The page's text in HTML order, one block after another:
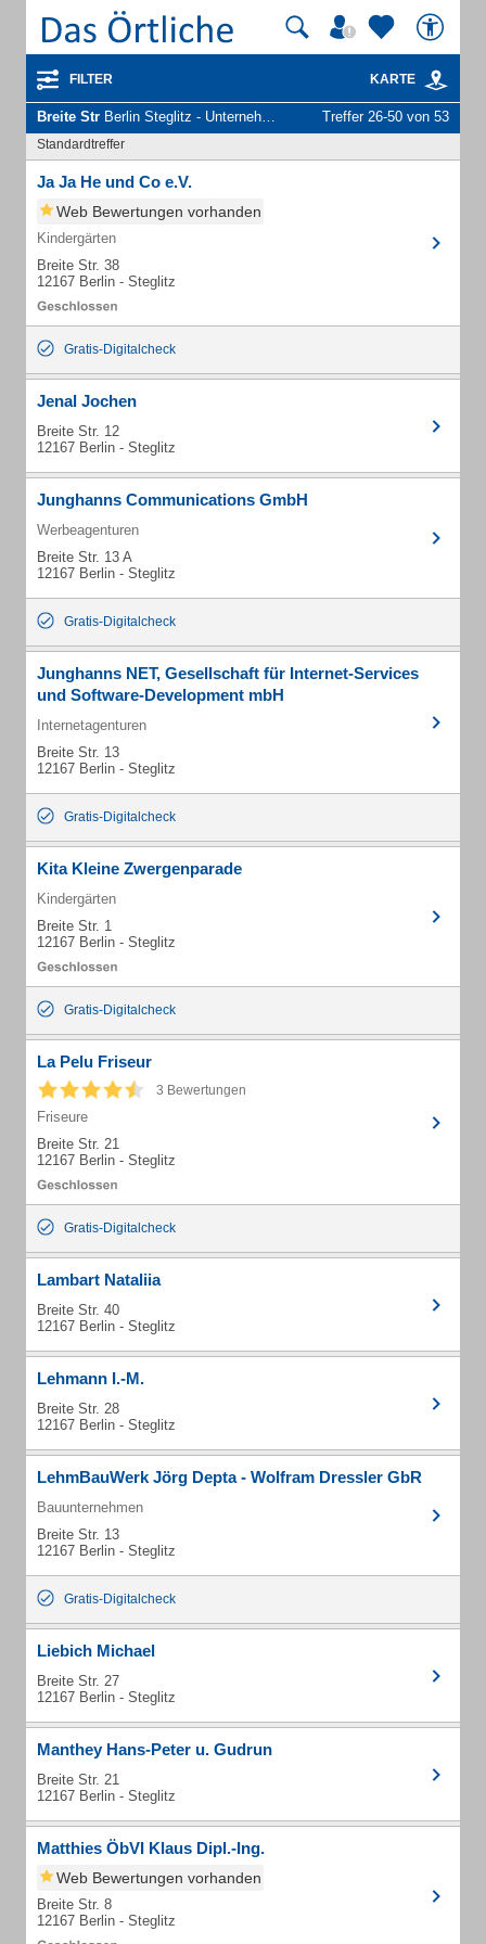
FILTER KARTE
Breite Str Berlin Steglitz - Unternehmen und Personen Treffer 26-50 von 53
Standardtreffer
Ja Ja He und Co e.V.
Web Bewertungen vorhanden
Kindergärten
Breite Str. 38
12167 Berlin - Steglitz
Gratis-Digitalcheck
Jenal Jochen
Breite Str. 12
12167 Berlin - Steglitz
Junghanns Communications GmbH
Werbeagenturen
Breite Str. 13 A
12167 Berlin - Steglitz
Gratis-Digitalcheck
Junghanns NET, Gesellschaft für Internet-Services
und Software-Development mbH
Internetagenturen
Breite Str. 13
12167 Berlin - Steglitz
Gratis-Digitalcheck
Kita Kleine Zwergenparade
Kindergärten
Breite Str. 1
12167 Berlin - Steglitz
Gratis-Digitalcheck
La Pelu Friseur
3 Bewertungen
Friseure
Breite Str. 21
12167 Berlin - Steglitz
Gratis-Digitalcheck
Lambart Nataliia
Breite Str. 40
12167 Berlin - Steglitz
Lehmann I.-M.
Breite Str. 28
12167 Berlin - Steglitz
LehmBauWerk Jörg Depta - Wolfram Dressler GbR
Bauunternehmen
Breite Str. 13
12167 Berlin - Steglitz
Gratis-Digitalcheck
Liebich Michael
Breite Str. 27
12167 Berlin - Steglitz
Manthey Hans-Peter u. Gudrun
Breite Str. 21
12167 Berlin - Steglitz
Matthies ÖbVI Klaus Dipl.-Ing.
Web Bewertungen vorhanden
Breite Str. 8
12167 Berlin - Steglitz